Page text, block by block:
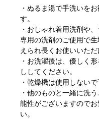
・ぬるま湯で手洗いを
す。
・おしゃれ着用洗剤や
専用の洗剤のご使用で
えられ長くお使いいただ
・お洗濯後は、優しく
ししてください。
・乾燥機は使用しないで
・他のものと一緒に洗
能性がございますのでお
い。